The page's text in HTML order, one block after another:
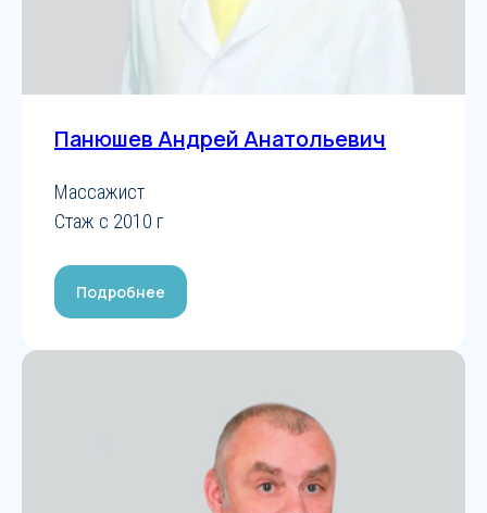
Панюшев Андрей Анатольевич
Массажист
Стаж с 2010 г
Подробнее